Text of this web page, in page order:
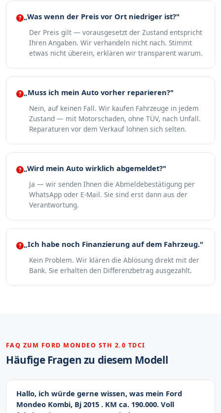
„Was wenn der Preis vor Ort niedriger ist?"
Der Preis gilt — vorausgesetzt der Zustand entspricht
Ihren Angaben. Wir verhandeln nicht nach. Stimmt
etwas nicht überein, erklären wir transparent warum.
„Muss ich mein Auto vorher reparieren?"
Nein, auf keinen Fall. Wir kaufen Fahrzeuge in jedem
Zustand — mit Motorschaden, ohne TÜV, nach Unfall.
Reparaturen vor dem Verkauf lohnen sich selten.
„Wird mein Auto wirklich abgemeldet?"
Ja — wir senden Ihnen die Abmeldebestätigung per
WhatsApp oder E-Mail. Sie sind erst dann aus der
Verantwortung.
„Ich habe noch Finanzierung auf dem Fahrzeug."
Kein Problem. Wir klären die Ablösung direkt mit der
Bank. Sie erhalten den Differenzbetrag ausgezahlt.
FAQ ZUM FORD MONDEO STH 2.0 TDCI
Häufige Fragen zu diesem Modell
Hallo, ich würde gerne wissen, was mein Ford
Mondeo Kombi, Bj 2015 . KM ca. 190.000. Voll